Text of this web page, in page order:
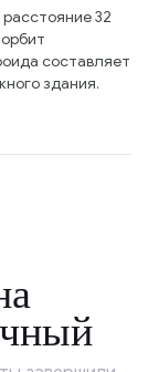
32
составляет
здания.